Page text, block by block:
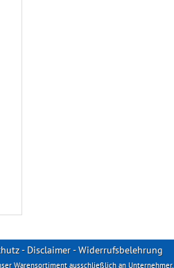
-Disclaimer-Widerrufsbelehrung
Warensortiment ausschließlich an Unternehmer.